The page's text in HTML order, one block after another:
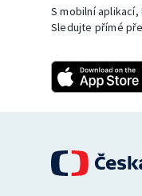
S mobilní
Sledujte přímé